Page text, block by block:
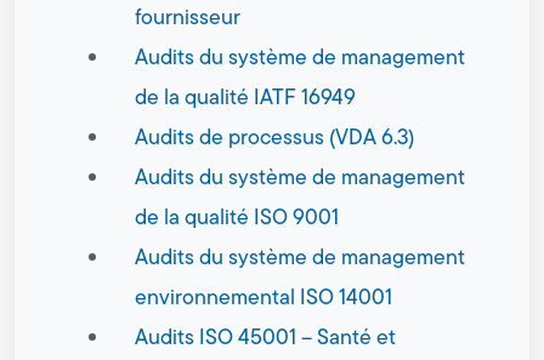
fournisseur
Audits du système de management
de la qualité IATF 16949
Audits de processus (VDA 6.3)
Audits du système de management
de la qualité ISO 9001
Audits du système de management
environnemental ISO 14001
Audits ISO 45001 – Santé et